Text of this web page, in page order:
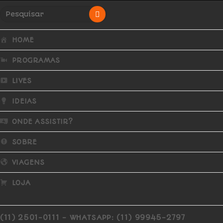
HOME
PROGRAMAS
LIVES
IDEIAS
ONDE ASSISTIR?
SOBRE
VIAGENS
LOJA
(11) 2501-0111 - WHATSAPP: (11) 99945-2797